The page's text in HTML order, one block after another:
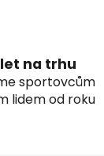
na trhu
sportovcům
lidem od roku